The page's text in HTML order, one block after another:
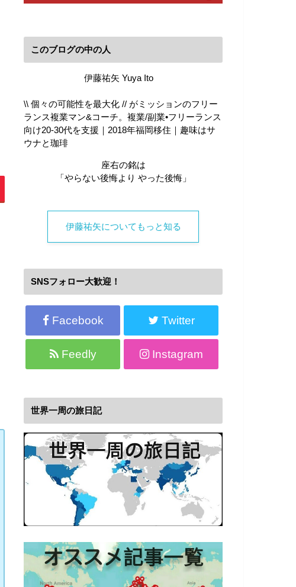
このブログの中の人
伊藤祐矢 Yuya Ito
\\ 個々の可能性を最大化 // がミッションのフリー
ランス複業マン&コーチ。複業/副業•フリーランス
向け20-30代を支援｜2018年福岡移住｜趣味はサ
ウナと珈琲
座右の銘は
「やらない後悔より やった後悔」
伊藤祐矢についてもっと知る
SNSフォロー大歓迎！
Facebook Twitter
Feedly Instagram
世界一周の旅日記